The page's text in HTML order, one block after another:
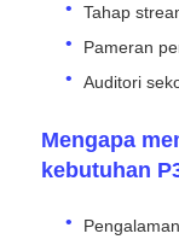
Tahap
Pameran
Auditori
Mengapa
kebutuhan